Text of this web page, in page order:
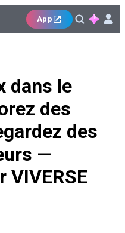
App
dans le
des
des
—